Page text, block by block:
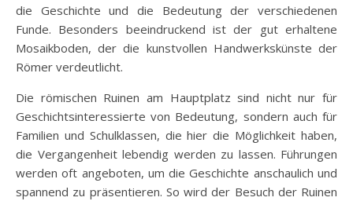
die Geschichte und die Bedeutung der verschiedenen
Funde. Besonders beeindruckend ist der gut erhaltene
Mosaikboden, der die kunstvollen Handwerkskünste der
Römer verdeutlicht.
Die römischen Ruinen am Hauptplatz sind nicht nur für
Geschichtsinteressierte von Bedeutung, sondern auch für
Familien und Schulklassen, die hier die Möglichkeit haben,
die Vergangenheit lebendig werden zu lassen. Führungen
werden oft angeboten, um die Geschichte anschaulich und
spannend zu präsentieren. So wird der Besuch der Ruinen